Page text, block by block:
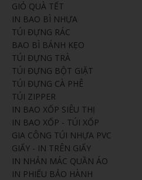
GIỎ QUÀ TẾT
IN BAO BÌ NHỰA
TÚI ĐỰNG RÁC
BAO BÌ BÁNH KẸO
TÚI ĐỰNG TRÀ
TÚI ĐỰNG BỘT GIẶT
TÚI ĐỰNG CÀ PHÊ
TÚI ZIPPER
IN BAO XỐP SIÊU THỊ
IN BAO XỐP - TÚI XỐP
GIA CÔNG TÚI NHỰA PVC
GIẤY - IN TRÊN GIẤY
IN NHẢN MÁC QUẦN ÁO
IN PHIẾU BẢO HÀNH